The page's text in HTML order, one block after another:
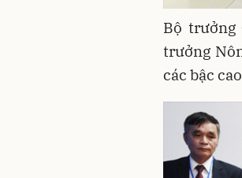
Bộ trưởng
trưởng
các bậc